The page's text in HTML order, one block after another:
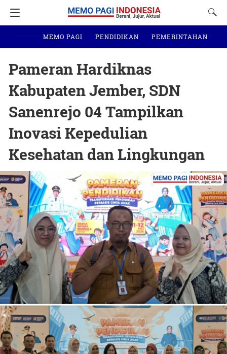
MEMO PAGI PENDIDIKAN PEMERINTAHAN
Pameran Hardiknas
Kabupaten Jember, SDN
Sanenrejo 04 Tampilkan
Inovasi Kepedulian
Kesehatan dan Lingkungan